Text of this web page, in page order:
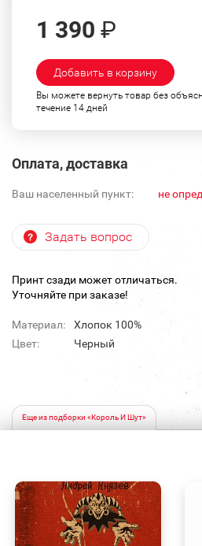
1 390 ₽
Добавить в корзину
Вы можете вернуть товар без
течение 14 дней
Оплата, доставка
Ваш населенный пункт: не
Задать вопрос
Принт сзади может отличаться.
Уточняйте при заказе!
Материал:
Хлопок 100%
Цвет:
Черный
Еще из подборки «Король И Шут»